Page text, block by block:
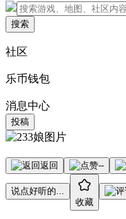
搜索
社区
乐币钱包
消息中心
投稿
返回 --
说点好听的...
收藏